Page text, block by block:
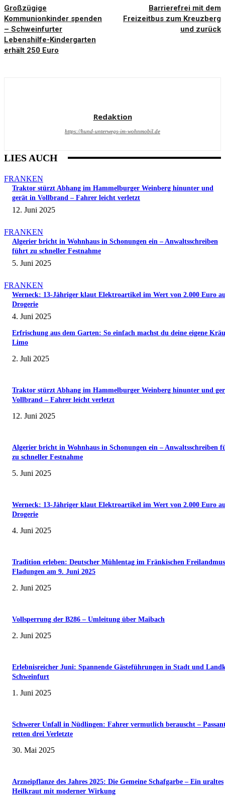
Großzügige
Kommunionkinder spenden
– Schweinfurter
Lebenshilfe-Kindergarten
erhält 250 Euro
Barrierefrei mit dem
Freizeitbus zum Kreuzberg
und zurück
Redaktion
https://hund-unterwegs-im-wohnmobil.de
LIES AUCH
FRANKEN
Traktor stürzt Abhang im Hammelburger Weinberg hinunter und
gerät in Vollbrand – Fahrer leicht verletzt
12. Juni 2025
FRANKEN
Algerier bricht in Wohnhaus in Schonungen ein – Anwaltsschreiben
führt zu schneller Festnahme
5. Juni 2025
FRANKEN
Werneck: 13-Jähriger klaut Elektroartikel im Wert von 2.000 Euro
Drogerie
4. Juni 2025
Erfrischung aus dem Garten: So einfach machst du deine eigene
Limo
2. Juli 2025
Traktor stürzt Abhang im Hammelburger Weinberg hinunter und
Vollbrand – Fahrer leicht verletzt
12. Juni 2025
Algerier bricht in Wohnhaus in Schonungen ein – Anwaltsschreiben
zu schneller Festnahme
5. Juni 2025
Werneck: 13-Jähriger klaut Elektroartikel im Wert von 2.000 Euro
Drogerie
4. Juni 2025
Tradition erleben: Deutscher Mühlentag im Fränkischen
Fladungen am 9. Juni 2025
2. Juni 2025
Vollsperrung der B286 – Umleitung über Maibach
2. Juni 2025
Erlebnisreicher Juni: Spannende Gästeführungen in Stadt und
Schweinfurt
1. Juni 2025
Schwerer Unfall in Nüdlingen: Fahrer vermutlich berauscht –
retten drei Verletzte
30. Mai 2025
Arzneipflanze des Jahres 2025: Die Gemeine Schafgarbe – Ein uraltes
Heilkraut mit moderner Wirkung